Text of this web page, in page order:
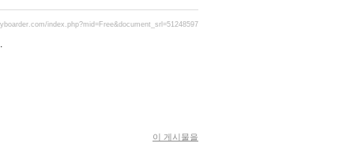
index.php?mid=Free&document_srl=51248597
이 게시물을